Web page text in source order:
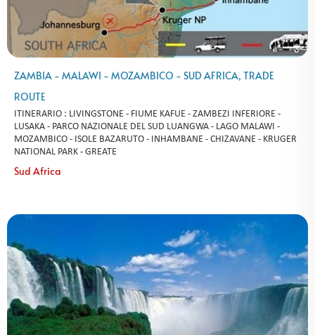
ZAMBIA - MALAWI - MOZAMBICO - SUD AFRICA, TRADE
ROUTE
ITINERARIO : LIVINGSTONE - FIUME KAFUE - ZAMBEZI INFERIORE -
LUSAKA - PARCO NAZIONALE DEL SUD LUANGWA - LAGO MALAWI -
MOZAMBICO - ISOLE BAZARUTO - INHAMBANE - CHIZAVANE - KRUGER
NATIONAL PARK - GREATE
Sud Africa